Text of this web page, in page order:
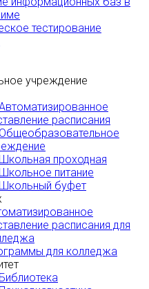
тестирование
учреждение
расписания
проходная
питание
буфет
расписания для
для колледжа